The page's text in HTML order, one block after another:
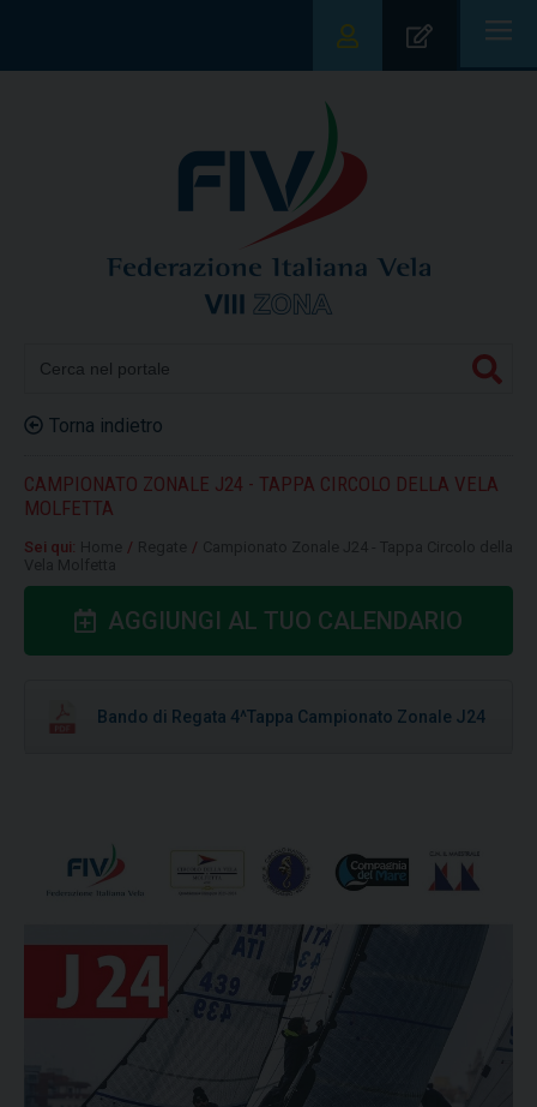
|||
Torna indietro
CAMPIONATO ZONALE J24 - TAPPA CIRCOLO DELLA VELA
MOLFETTA
Sei qui: / /
AGGIUNGI AL TUO CALENDARIO
Bando di Regata 4^Tappa Campionato Zonale J24